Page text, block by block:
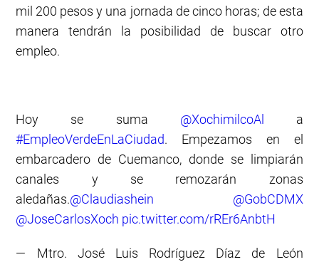
mil 200 pesos y una jornada de cinco horas; de esta
manera tendrán la posibilidad de buscar otro
empleo.
Hoy se suma @XochimilcoAl
a
#EmpleoVerdeEnLaCiudad. Empezamos en el
embarcadero de Cuemanco, donde se limpiarán
canales y se remozarán zonas
aledañas.@Claudiashein
@GobCDMX
@JoseCarlosXoch pic.twitter.com/rREr6AnbtH
— Mtro. José Luis Rodríguez Díaz de León